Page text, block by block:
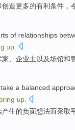
创造更多的有利 条件 ，
of relationships
up
家 企业主以及场馆和
a balanced
up.
产生的负面想法而采取